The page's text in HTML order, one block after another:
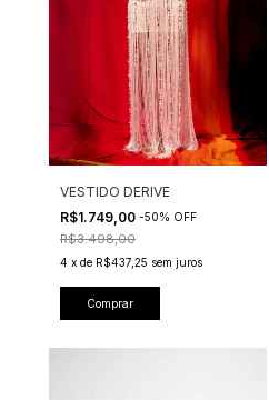
VESTIDO DERIVE
R$1.749,00 -50% OFF
R$3.498,00
4 x de R$437,25 sem juros
Comprar